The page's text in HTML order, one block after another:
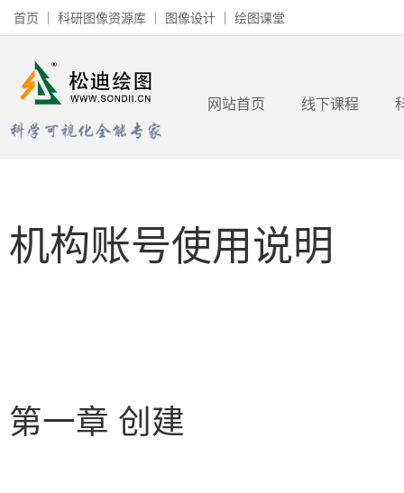
首页 科研图像资源库 图像设计 绘图课堂
网站首页 线下课程
机构账号使用说明
第一章 创建